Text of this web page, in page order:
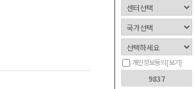
개인정보동의[보기]